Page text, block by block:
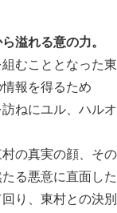
溢れる意の力。
むこととなった東
報を得るため
ねにユル、ハル
の真実の顔、そ
る悪意に直面し
り、東村との決別